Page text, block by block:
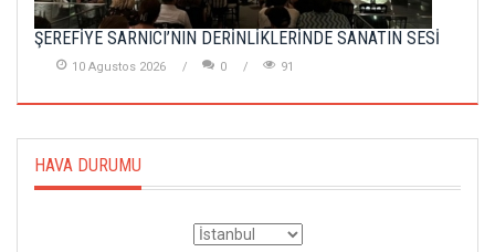
ŞEREFİYE SARNICI’NIN DERİNLİKLERİNDE SANATIN SESİ
10 Agustos 2026 0 91
HAVA DURUMU